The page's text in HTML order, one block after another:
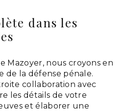
dans les
Mazoyer, nous croyons en
de la défense pénale.
collaboration avec
les détails de votre
et élaborer une